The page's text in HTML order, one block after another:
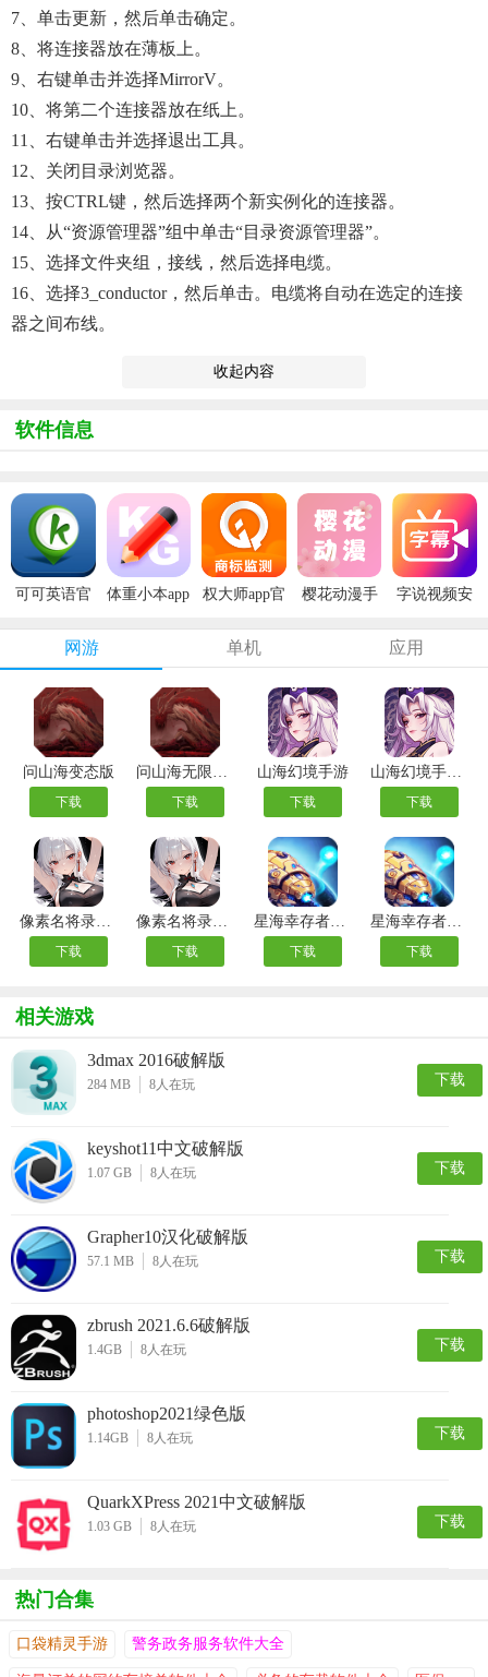
7、单击更新，然后单击确定。
8、将连接器放在薄板上。
9、右键单击并选择MirrorV。
10、将第二个连接器放在纸上。
11、右键单击并选择退出工具。
12、关闭目录浏览器。
13、按CTRL键，然后选择两个新实例化的连接器。
14、从“资源管理器”组中单击“目录资源管理器”。
15、选择文件夹组，接线，然后选择电缆。
16、选择3_conductor，然后单击。电缆将自动在选定的连接
器之间布线。
收起内容
软件信息
可可英语官
体重小本app
权大师app官
樱花动漫手
字说视频安
网游 单机 应用
问山海变态版
下载
问山海无限资源版
下载
山海幻境手游
下载
山海幻境手游官方版
下载
像素名将录手游
下载
像素名将录官方版
下载
星海幸存者九游版
下载
星海幸存者手游
下载
相关游戏
3dmax 2016破解版
284 MB 8人在玩 下载
keyshot11中文破解版
1.07 GB 8人在玩 下载
Grapher10汉化破解版
57.1 MB 8人在玩 下载
zbrush 2021.6.6破解版
1.4GB 8人在玩 下载
photoshop2021绿色版
1.14GB 8人在玩 下载
QuarkXPress 2021中文破解版
1.03 GB 8人在玩 下载
热门合集
口袋精灵手游 警务政务服务软件大全